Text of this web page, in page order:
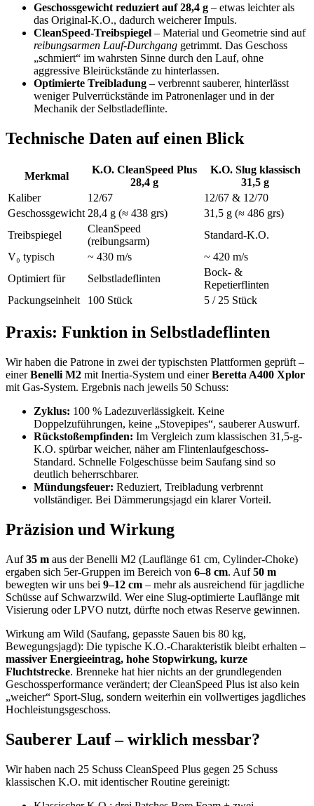
Geschossgewicht reduziert auf 28,4 g – etwas leichter als
das Original-K.O., dadurch weicherer Impuls.
CleanSpeed-Treibspiegel – Material und Geometrie sind auf
reibungsarmen Lauf-Durchgang getrimmt. Das Geschoss
„schmiert“ im wahrsten Sinne durch den Lauf, ohne
aggressive Bleirückstände zu hinterlassen.
Optimierte Treibladung – verbrennt sauberer, hinterlässt
weniger Pulverrückstände im Patronenlager und in der
Mechanik der Selbstladeflinte.
Technische Daten auf einen Blick
Merkmal
K.O. CleanSpeed Plus
28,4 g
K.O. Slug klassisch
31,5 g
Kaliber
12/67
12/67 & 12/70
Geschossgewicht 28,4 g (≈ 438 grs)
31,5 g (≈ 486 grs)
Treibspiegel
CleanSpeed
(reibungsarm)
Standard-K.O.
V₀ typisch
~ 430 m/s
~ 420 m/s
Optimiert für
Selbstladeflinten
Bock- &
Repetierflinten
Packungseinheit
100 Stück 5 / 25 Stück
Praxis: Funktion in Selbstladeflinten
Wir haben die Patrone in zwei der typischsten Plattformen geprüft –
einerBenelli M2 mit Inertia-System und einerBeretta A400 Xplor
mit Gas-System. Ergebnis nach jeweils 50 Schuss:
Zyklus: 100 % Ladezuverlässigkeit. Keine
Doppelzuführungen, keine „Stovepipes“, sauberer Auswurf.
Rückstoßempfinden: Im Vergleich zum klassischen 31,5-g-
K.O. spürbar weicher, näher am Flintenlaufgeschoss-
Standard. Schnelle Folgeschüsse beim Saufang sind so
deutlich beherrschbarer.
Mündungsfeuer: Reduziert, Treibladung verbrennt
vollständiger. Bei Dämmerungsjagd ein klarer Vorteil.
Präzision und Wirkung
Auf35 m aus der Benelli M2 (Lauflänge 61 cm, Cylinder-Choke)
ergaben sich 5er-Gruppen im Bereich von 6–8 cm. Auf50 m
bewegten wir uns bei 9–12 cm – mehr als ausreichend für jagdliche
Schüsse auf Schwarzwild. Wer eine Slug-optimierte Lauflänge mit
Visierung oder LPVO nutzt, dürfte noch etwas Reserve gewinnen.
Wirkung am Wild (Saufang, gepasste Sauen bis 80 kg,
Bewegungsjagd): Die typische K.O.-Charakteristik bleibt erhalten –
massiver Energieeintrag, hohe Stopwirkung, kurze
Fluchtstrecke. Brenneke hat hier nichts an der grundlegenden
Geschossperformance verändert; der CleanSpeed Plus ist also kein
„weicher“ Sport-Slug, sondern weiterhin ein vollwertiges jagdliches
Hochleistungsgeschoss.
Sauberer Lauf – wirklich messbar?
Wir haben nach 25 Schuss CleanSpeed Plus gegen 25 Schuss
klassischen K.O. mit identischer Routine gereinigt: